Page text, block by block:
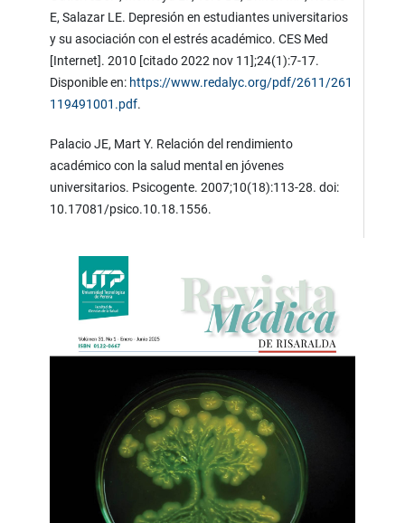
E, Salazar LE. Depresión en estudiantes universitarios
y su asociación con el estrés académico. CES Med
[Internet]. 2010 [citado 2022 nov 11];24(1):7-17.
Disponible en: https://www.redalyc.org/pdf/2611/261
119491001.pdf.
Palacio JE, Mart Y. Relación del rendimiento
académico con la salud mental en jóvenes
universitarios. Psicogente. 2007;10(18):113-28. doi:
10.17081/psico.10.18.1556.